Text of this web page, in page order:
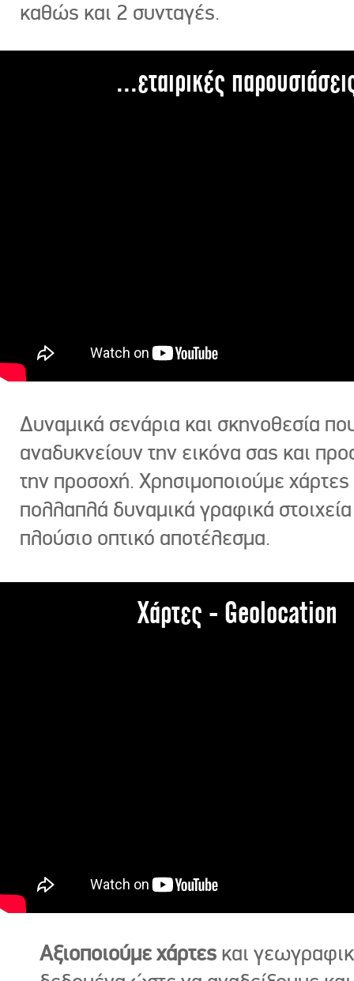
καθώς και 2 συνταγές.
...εταιρικές
Δυναμικά σενάρια και σκηνοθεσία
αναδυκνείουν την εικόνα σας και
την προσοχή. Χρησιμοποιούμε χάρτες
πολλαπλά δυναμικά γραφικά στοιχεία
πλούσιο οπτικό αποτέλεσμα.
Χάρτες - Geolocation
Αξιοποιούμε χάρτες και